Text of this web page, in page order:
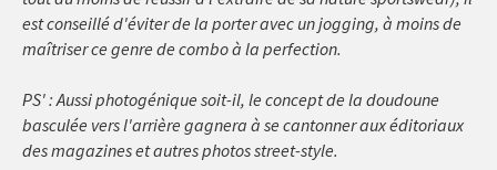
est conseillé d'éviter de la porter avec un jogging, à moins de
maîtriser ce genre de combo à la perfection.
PS' : Aussi photogénique soit-il, le concept de la doudoune
basculée vers l'arrière gagnera à se cantonner aux éditoriaux
des magazines et autres photos street-style.